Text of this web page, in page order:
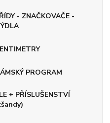
- ZNAČKOVAČE -
PROGRAM
+ PŘÍSLUŠENSTVÍ